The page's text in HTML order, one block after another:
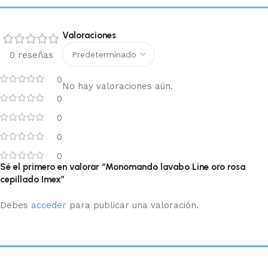
0 reseñas
0
0
0
0
0
Valoraciones
No hay valoraciones aún.
Sé el primero en valorar “Monomando lavabo Line oro rosa
cepillado Imex”
Debes acceder para publicar una valoración.